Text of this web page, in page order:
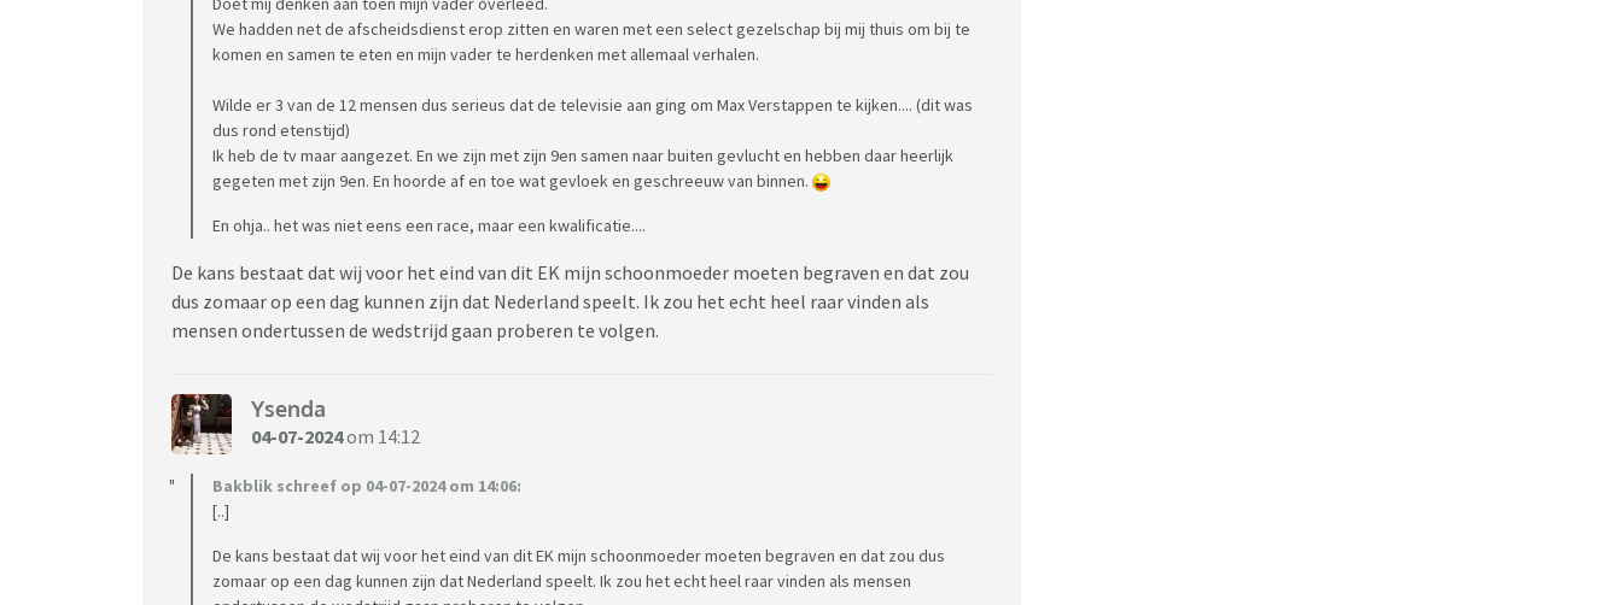
We hadden net de afscheidsdienst erop zitten en waren met een select gezelschap bij mij thuis om bij te
komen en samen te eten en mijn vader te herdenken met allemaal verhalen.
Wilde er 3 van de 12 mensen dus serieus dat de televisie aan ging om Max Verstappen te kijken.... (dit was
dus rond etenstijd)
Ik heb de tv maar aangezet. En we zijn met zijn 9en samen naar buiten gevlucht en hebben daar heerlijk
gegeten met zijn 9en. En hoorde af en toe wat gevloek en geschreeuw van binnen.
En ohja.. het was niet eens een race, maar een kwalificatie....
De kans bestaat dat wij voor het eind van dit EK mijn schoonmoeder moeten begraven en dat zou
dus zomaar op een dag kunnen zijn dat Nederland speelt. Ik zou het echt heel raar vinden als
mensen ondertussen de wedstrijd gaan proberen te volgen.
Ysenda
04-07-2024om 14:12
Bakblik schreef op 04-07-2024 om 14:06:
[..]
De kans bestaat dat wij voor het eind van dit EK mijn schoonmoeder moeten begraven en dat zou dus
zomaar op een dag kunnen zijn dat Nederland speelt. Ik zou het echt heel raar vinden als mensen